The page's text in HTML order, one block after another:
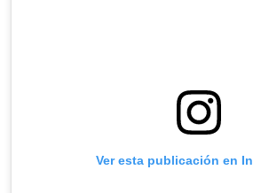
Ver esta publicación en